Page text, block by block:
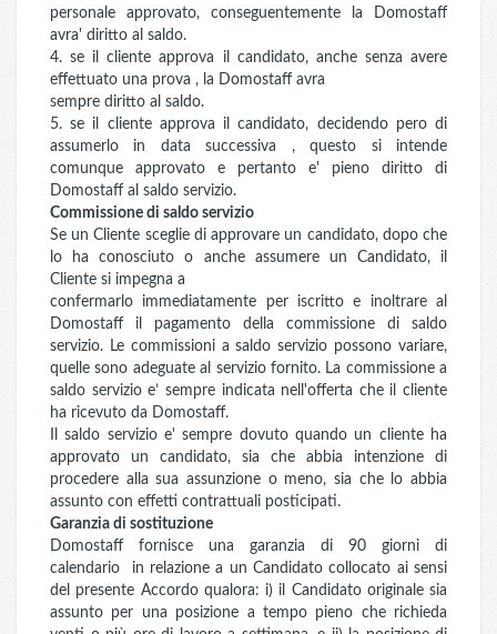
personale approvato, conseguentemente la Domostaff
avra' diritto al saldo.
4. se il cliente approva il candidato, anche senza avere
effettuato una prova , la Domostaff avra
sempre diritto al saldo.
5. se il cliente approva il candidato, decidendo pero di
assumerlo in data successiva , questo si intende
comunque approvato e pertanto e' pieno diritto di
Domostaff al saldo servizio.
Commissione di saldo servizio
Se un Cliente sceglie di approvare un candidato, dopo che
lo ha conosciuto o anche assumere un Candidato, il
Cliente si impegna a
confermarlo immediatamente per iscritto e inoltrare al
Domostaff il pagamento della commissione di saldo
servizio. Le commissioni a saldo servizio possono variare,
quelle sono adeguate al servizio fornito. La commissione a
saldo servizio e’ sempre indicata nell'offerta che il cliente
ha ricevuto da Domostaff.
Il saldo servizio e' sempre dovuto quando un cliente ha
approvato un candidato, sia che abbia intenzione di
procedere alla sua assunzione o meno, sia che lo abbia
assunto con effetti contrattuali posticipati.
Garanzia di sostituzione
Domostaff fornisce una garanzia di 90 giorni di
calendario in relazione a un Candidato collocato ai sensi
del presente Accordo qualora: i) il Candidato originale sia
assunto per una posizione a tempo pieno che richieda